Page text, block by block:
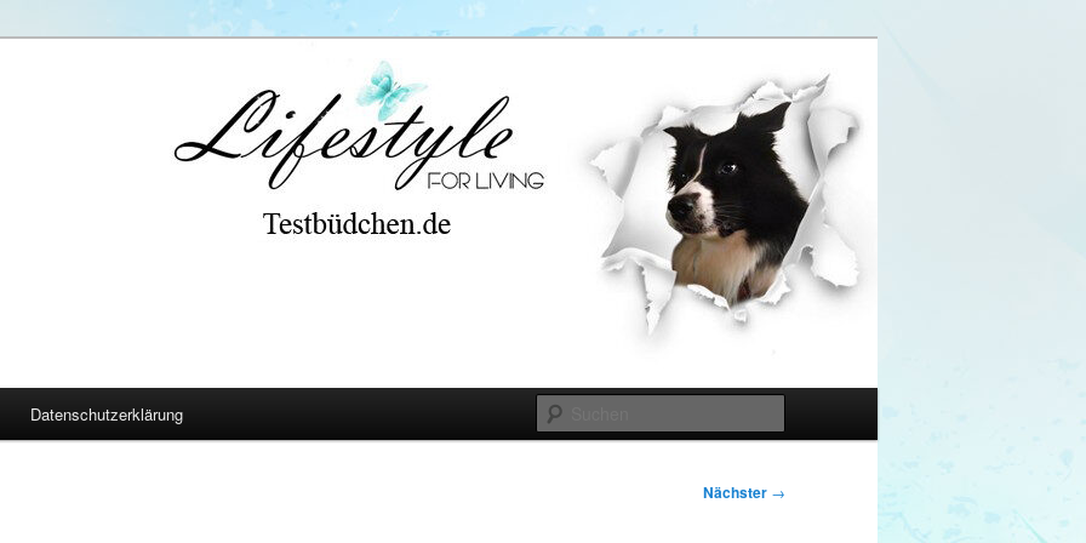
Datenschutzerklärung
Nächster →